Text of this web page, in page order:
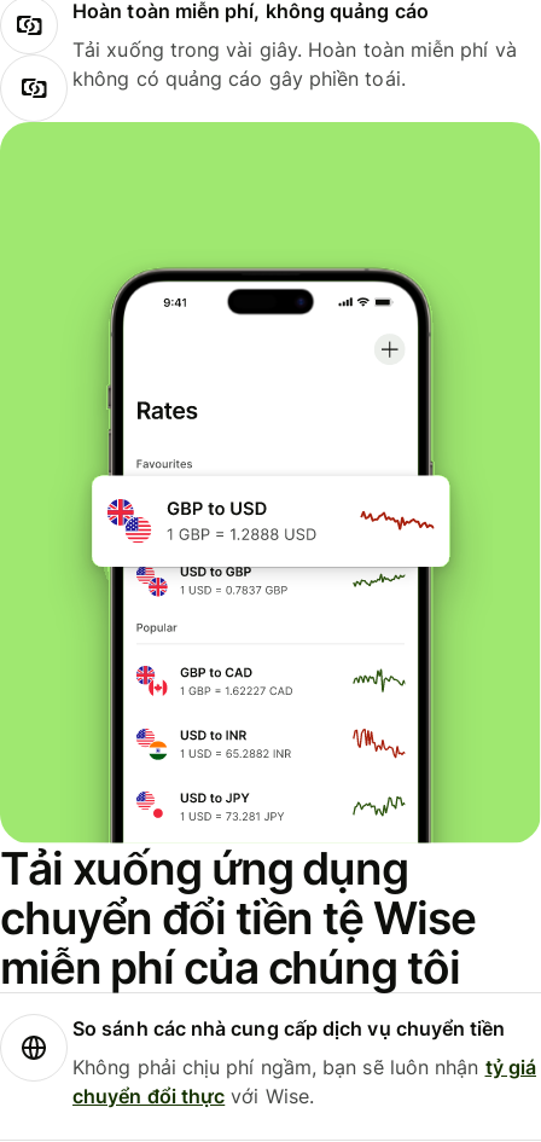
Hoàn toàn miễn phí, không quảng cáo
Tải xuống trong vài giây. Hoàn toàn miễn phí và
không có quảng cáo gây phiền toái.
Tải xuống ứng dụng
chuyển đổi tiền tệ Wise
miễn phí của chúng tôi
So sánh các nhà cung cấp dịch vụ chuyển tiền
Không phải chịu phí ngầm, bạn sẽ luôn nhận tỷ giá
chuyển đổi thực với Wise.